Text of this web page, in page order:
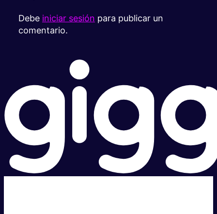
Debe iniciar sesión para publicar un
comentario.